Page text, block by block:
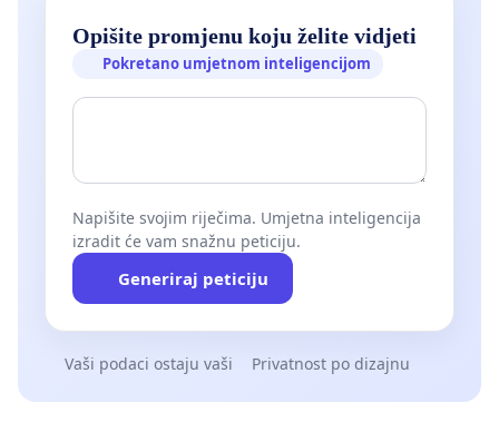
Opišite promjenu koju želite vidjeti
Pokretano umjetnom inteligencijom
Napišite svojim riječima. Umjetna inteligencija
izradit će vam snažnu peticiju.
Generiraj peticiju
Vaši podaci ostaju vaši Privatnost po dizajnu